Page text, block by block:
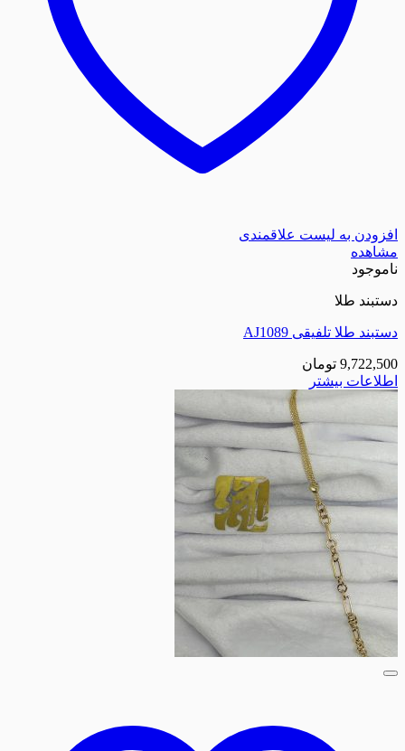
افزودن به لیست علاقمندی
مشاهده
ناموجود
دستبند طلا
دستبند طلا تلفیقی AJ1089
9,722,500 تومان
اطلاعات بیشتر